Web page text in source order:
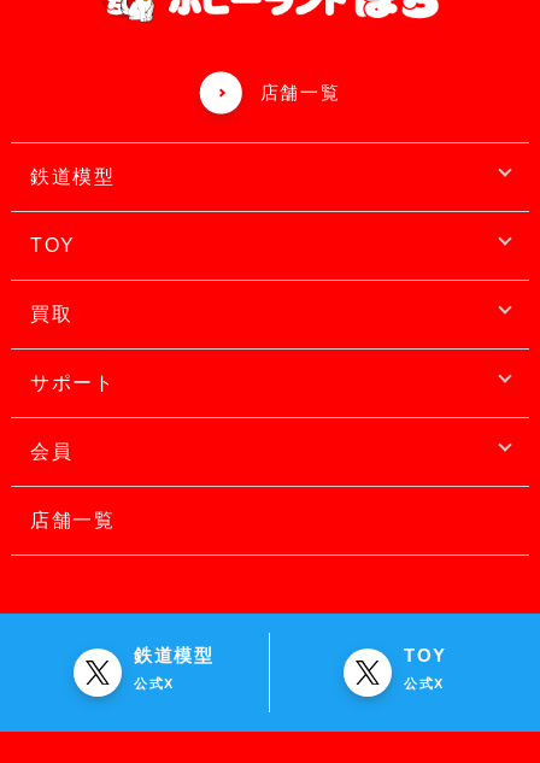
店舗一覧
鉄道模型
TOY
買取
サポート
会員
店舗一覧
鉄道模型
公式X
TOY
公式X